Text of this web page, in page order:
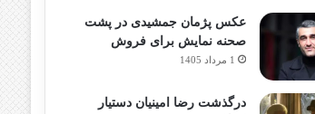
عکس پژمان جمشیدی در پشت
صحنه نمایش برای فروش
1 مرداد 1405
درگذشت رضا امینیان دستیار